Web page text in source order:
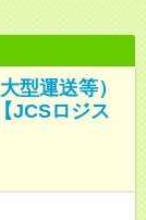
型運送等）
JCSロジス